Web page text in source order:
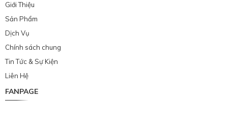
Giới Thiệu
Sản Phẩm
Dịch Vụ
Chính sách chung
Tin Tức & Sự Kiện
Liên Hệ
FANPAGE